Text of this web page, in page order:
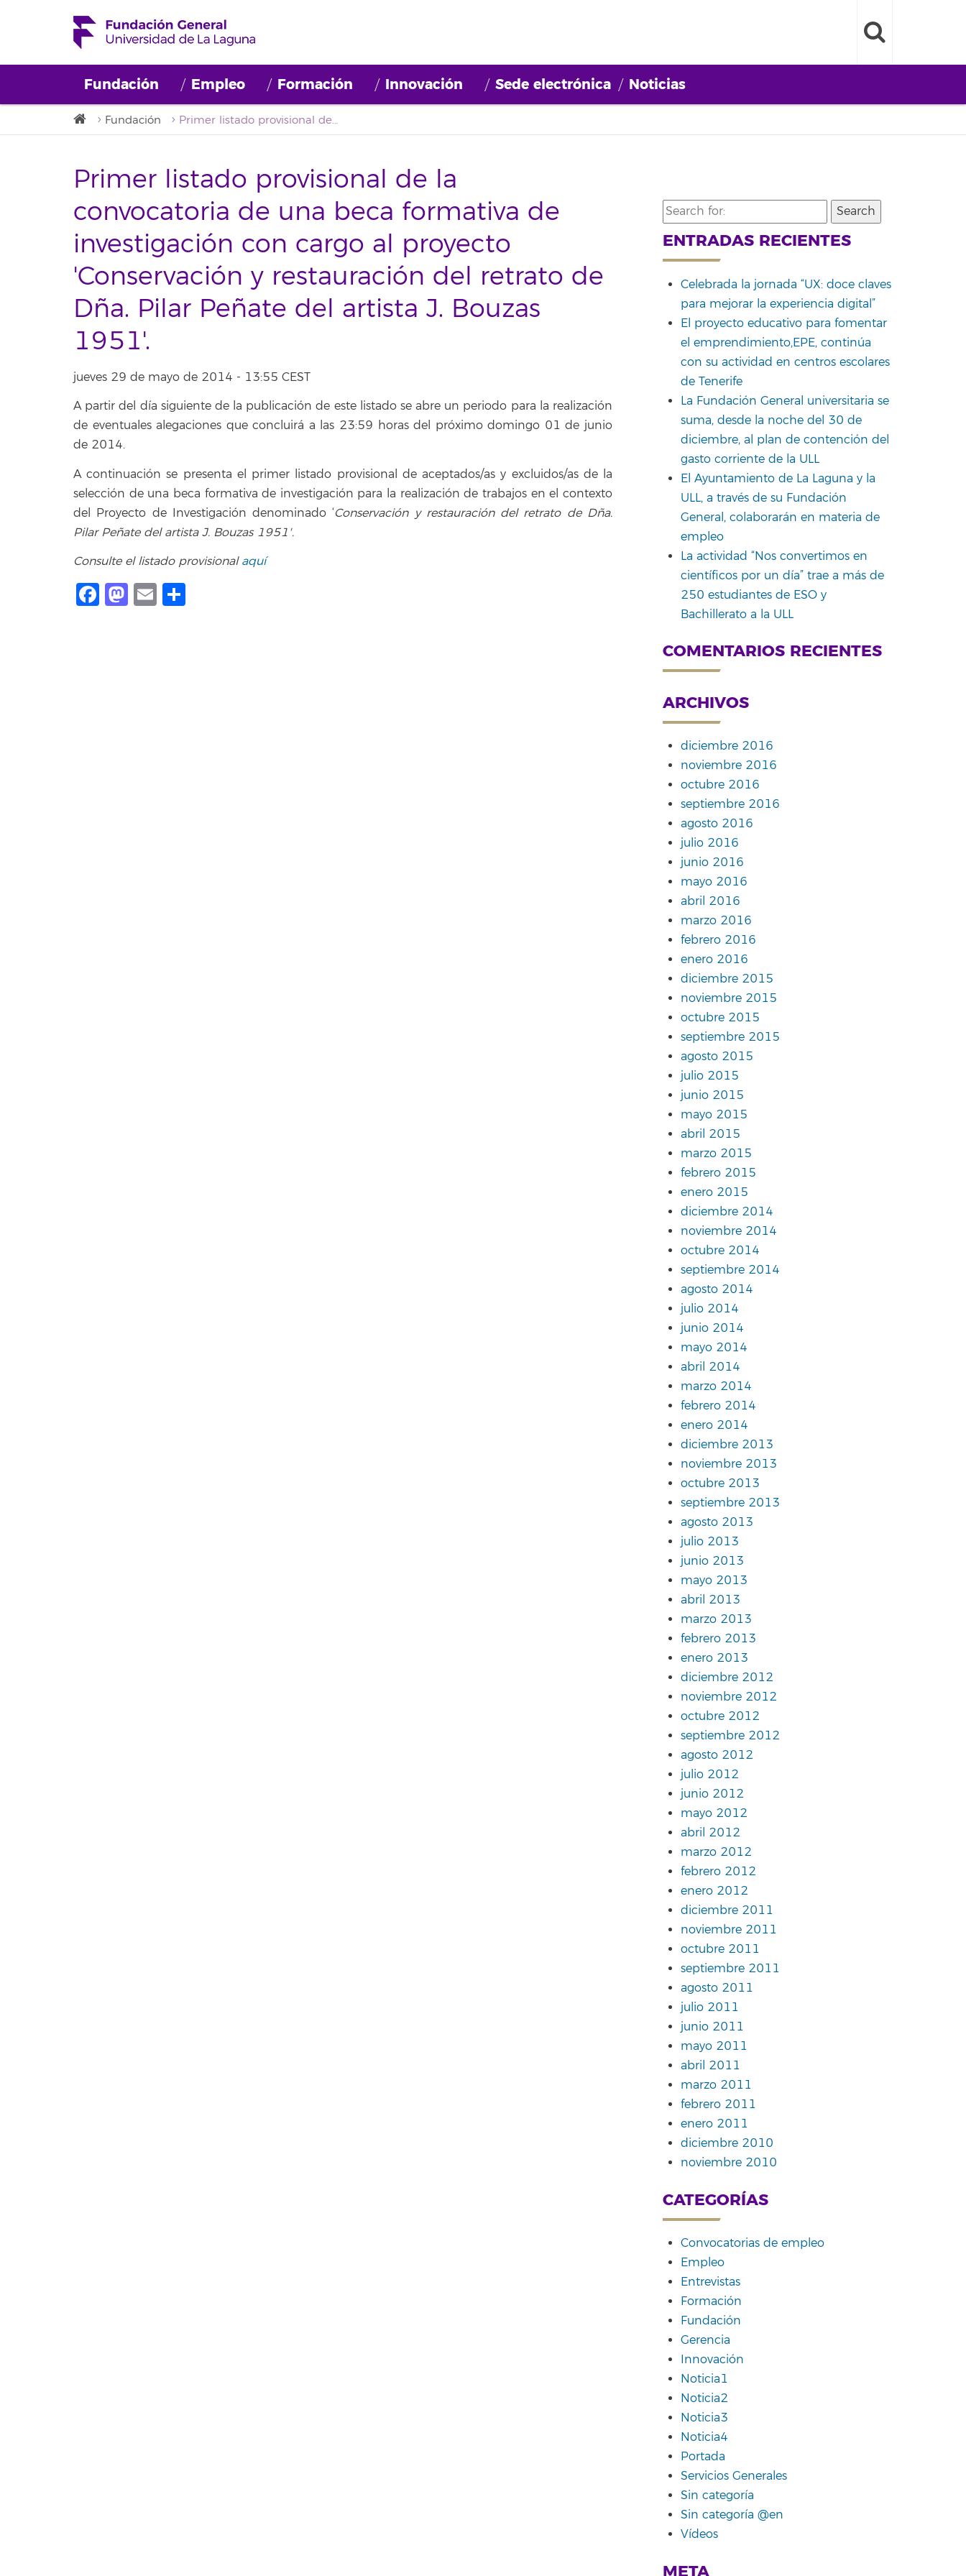
Fundación Empleo Formación Innovación Sede electrónica Noticias
Fundación Primer listado provisional de la convocatoria de una beca formativa de investigación con cargo al proyecto 'Conservación y restauración del retrato de Dña. Pilar Peñate del artista J. Bouzas 1951'.
Primer listado provisional de la
convocatoria de una beca formativa de
investigación con cargo al proyecto
'Conservación y restauración del retrato de
Dña. Pilar Peñate del artista J. Bouzas
1951'.
jueves 29 de mayo de 2014 - 13:55 CEST
A partir del día siguiente de la publicación de este listado se abre un periodo para la realización
de eventuales alegaciones que concluirá a las 23:59 horas del próximo domingo 01 de junio
de 2014.
A continuación se presenta el primer listado provisional de aceptados/as y excluidos/as de la
selección de una beca formativa de investigación para la realización de trabajos en el contexto
del Proyecto de Investigación denominado ‘Conservación y restauración del retrato de Dña.
Pilar Peñate del artista J. Bouzas 1951′.
Consulte el listado provisional aquí
Facebook
Mastodon
Email
Search
for:
ENTRADAS RECIENTES
Celebrada la jornada “UX: doce claves
para mejorar la experiencia digital”
El proyecto educativo para fomentar
el emprendimiento,EPE, continúa
con su actividad en centros escolares
de Tenerife
La Fundación General universitaria se
suma, desde la noche del 30 de
diciembre, al plan de contención del
gasto corriente de la ULL
El Ayuntamiento de La Laguna y la
ULL, a través de su Fundación
General, colaborarán en materia de
empleo
La actividad “Nos convertimos en
científicos por un día” trae a más de
250 estudiantes de ESO y
Bachillerato a la ULL
COMENTARIOS RECIENTES
ARCHIVOS
diciembre 2016
noviembre 2016
octubre 2016
septiembre 2016
agosto 2016
julio 2016
junio 2016
mayo 2016
abril 2016
marzo 2016
febrero 2016
enero 2016
diciembre 2015
noviembre 2015
octubre 2015
septiembre 2015
agosto 2015
julio 2015
junio 2015
mayo 2015
abril 2015
marzo 2015
febrero 2015
enero 2015
diciembre 2014
noviembre 2014
octubre 2014
septiembre 2014
agosto 2014
julio 2014
junio 2014
mayo 2014
abril 2014
marzo 2014
febrero 2014
enero 2014
diciembre 2013
noviembre 2013
octubre 2013
septiembre 2013
agosto 2013
julio 2013
junio 2013
mayo 2013
abril 2013
marzo 2013
febrero 2013
enero 2013
diciembre 2012
noviembre 2012
octubre 2012
septiembre 2012
agosto 2012
julio 2012
junio 2012
mayo 2012
abril 2012
marzo 2012
febrero 2012
enero 2012
diciembre 2011
noviembre 2011
octubre 2011
septiembre 2011
agosto 2011
julio 2011
junio 2011
mayo 2011
abril 2011
marzo 2011
febrero 2011
enero 2011
diciembre 2010
noviembre 2010
CATEGORÍAS
Convocatorias de empleo
Empleo
Entrevistas
Formación
Fundación
Gerencia
Innovación
Noticia1
Noticia2
Noticia3
Noticia4
Portada
Servicios Generales
Sin categoría
Sin categoría @en
Vídeos
META